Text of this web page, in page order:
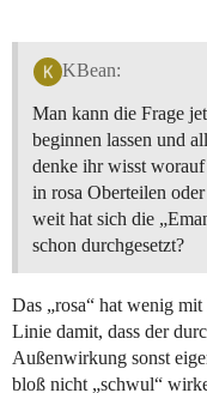
KBean:
Man kann die Frage
beginnen lassen und
denke ihr wisst
in rosa Oberteilen
weit hat sich die
schon durchgesetzt?
Das „rosa“ hat wenig
Linie damit, dass der
Außenwirkung sonst
bloß nicht „schwul“